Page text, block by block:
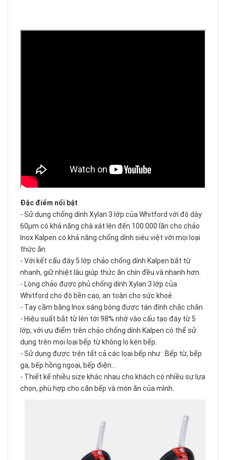
Đặc điểm nổi bật
- Sử dụng chống dính Xylan 3 lớp của Whitford với độ dày
60µm có khả năng chà xát lên đến 100.000 lần cho chảo
Inox Kalpen có khả năng chống dính siêu việt với mọi loại
thức ăn.
- Với kết cấu đáy 5 lớp chảo chống dính Kalpen bắt từ
nhanh, giữ nhiệt lâu giúp thức ăn chín đều và nhanh hơn.
- Lòng chảo được phủ chống dính Xylan 3 lớp của
Whitford cho độ bền cao, an toàn cho sức khoẻ.
- Tay cầm bằng Inox sáng bóng được tán đính chắc chắn.
- Hiệu suất bắt từ lên tới 98% nhờ vào cấu tạo đáy từ 5
lớp, với ưu điểm trên chảo chống dính Kalpen có thể sử
dụng trên mọi loại bếp từ không lo kén bếp.
- Sử dụng được trên tất cả các loại bếp như : Bếp từ, bếp
ga, bếp hồng ngoại, bếp điện…
- Thiết kế nhiều size khác nhau cho khách có nhiều sự lựa
chọn, phù hợp cho căn bếp và món ăn của mình.